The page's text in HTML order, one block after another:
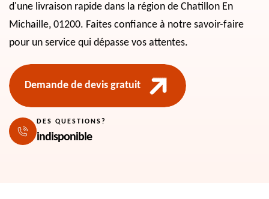
d'une livraison rapide dans la région de Chatillon En
Michaille, 01200. Faites confiance à notre savoir-faire
pour un service qui dépasse vos attentes.
Demande de devis gratuit
DES QUESTIONS?
indisponible